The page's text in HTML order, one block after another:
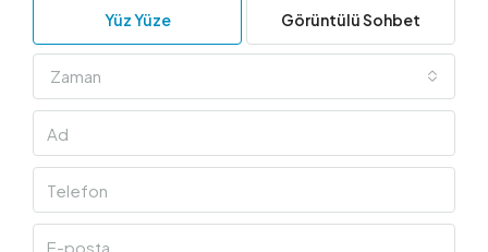
Yüz Yüze Görüntülü Sohbet
Zaman